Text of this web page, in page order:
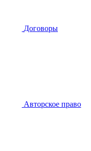
Договоры
Авторское право